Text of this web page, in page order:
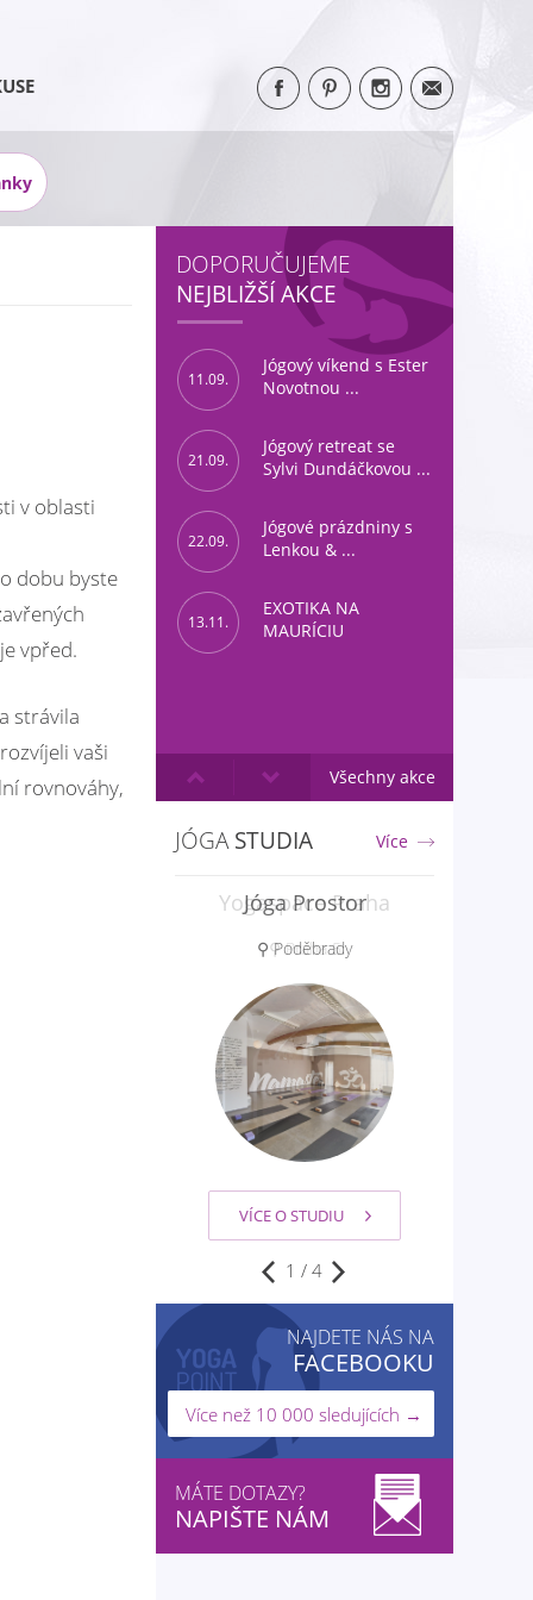
v oblasti
dobu byste
vpřed.
strávila
vaši
rovnováhy,
DOPORUČUJEME
NEJBLIŽŠÍ AKCE
11.09.
Jógový víkend s Ester
Novotnou ...
21.09.
Jógový retreat se
Sylvi Dundáčkovou ...
22.09.
Jógové prázdniny s
Lenkou & ...
13.11.
EXOTIKA NA
MAURÍCIU
Všechny akce
JÓGASTUDIA Více
Yogaspace Praha
⚲ Praha 5
VÍCE O STUDIU
2 / 4
NAJDETE NÁS NA
FACEBOOKU
Více než 10 000 sledujících →
MÁTE DOTAZY?
NAPIŠTE NÁM